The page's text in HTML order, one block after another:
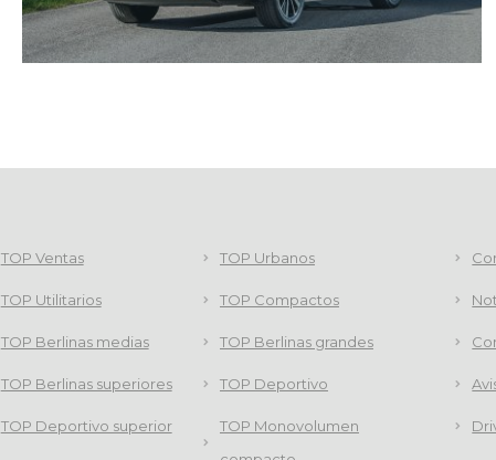
TOP Ventas TOP Urbanos
TOP Utilitarios TOP Compactos
TOP Berlinas medias TOP Berlinas grandes
TOP Berlinas superiores TOP Deportivo
TOP Deportivo superior
TOP Monovolumen